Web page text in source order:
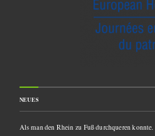
NEUES
Als man den Rhein zu Fuß durchqueren konnte.